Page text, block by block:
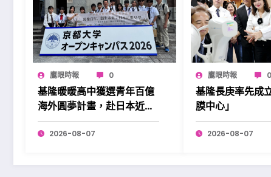
鷹眼時報 0
基隆暖暖高中獲選青年百億
海外圓夢計畫，赴日本近畿
展開學習。
2026-08-07
鷹眼時報 0
基隆長庚率先成
膜中心」
2026-08-07